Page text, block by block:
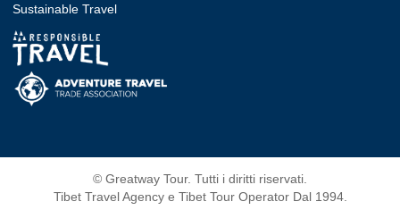
Sustainable Travel
© Greatway Tour. Tutti i diritti riservati.
Tibet Travel Agency e Tibet Tour Operator Dal 1994.